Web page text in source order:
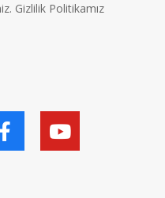
Gizlilik Politikamız